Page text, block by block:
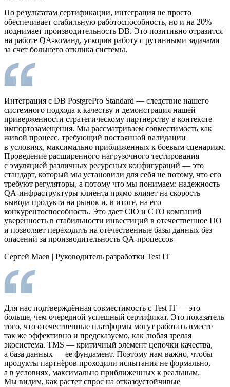
По результатам сертификации, интеграция не просто
обеспечивает стабильную работоспособность, но и на 20%
поднимает производительность DB. Это позитивно отразится
на работе QA-команд, ускорив работу с рутинными задачами
за счет большего отклика системы.
Интеграция с DB PostgrePro Standard — следствие нашего
системного подхода к качеству и демонстрация нашей
приверженности стратегическому партнерству в контексте
импортозамещения. Мы рассматриваем совместимость как
живой процесс, требующий постоянной валидации
в условиях, максимально приближенных к боевым сценариям.
Проведение расширенного нагрузочного тестирования
с эмуляцией различных ресурсных конфигураций — это
стандарт, который мы установили для себя не потому, что его
требуют регуляторы, а потому что мы понимаем: надежность
QA-инфраструктуры клиента прямо влияет на скорость
вывода продукта на рынок и, в итоге, на его
конкурентоспособность. Это дает CIO и CTO компаний
уверенность в стабильности инвестиций в отечественное ПО
и позволяет переходить на отечественные базы данных без
опасений за производительность QA-процессов
Сергей Маев | Руководитель разработки Test IT
Для нас подтверждённая совместимость с Test IT — это
больше, чем очередной успешный сертификат. Это показатель
того, что отечественные платформы могут работать вместе
так же эффективно и предсказуемо, как любая зрелая
экосистема. TMS — критичный элемент цепочки качества,
а база данных — ее фундамент. Поэтому нам важно, чтобы
продукты партнёров проходили испытания не формально,
а в условиях, максимально приближенных к реальным.
Мы видим, как растет спрос на отказоустойчивые